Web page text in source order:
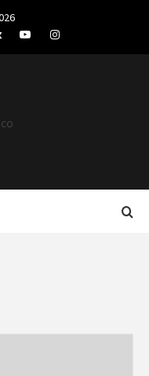
YouTubeInstagram